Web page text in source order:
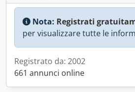
Nota: Registrati
per visualizzare tutte le
Registrato da: 2002
661 annunci online